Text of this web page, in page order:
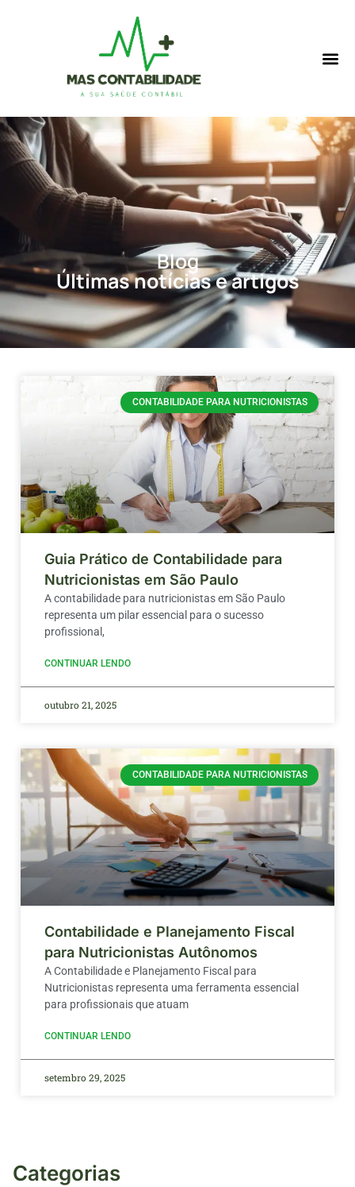
Blog
Últimas notícias e artigos
CONTABILIDADE PARA NUTRICIONISTAS
Guia Prático de Contabilidade para
Nutricionistas em São Paulo
A contabilidade para nutricionistas em São Paulo
representa um pilar essencial para o sucesso
profissional,
CONTINUAR LENDO
outubro 21, 2025
CONTABILIDADE PARA NUTRICIONISTAS
Contabilidade e Planejamento Fiscal
para Nutricionistas Autônomos
A Contabilidade e Planejamento Fiscal para
Nutricionistas representa uma ferramenta essencial
para profissionais que atuam
CONTINUAR LENDO
setembro 29, 2025
Categorias